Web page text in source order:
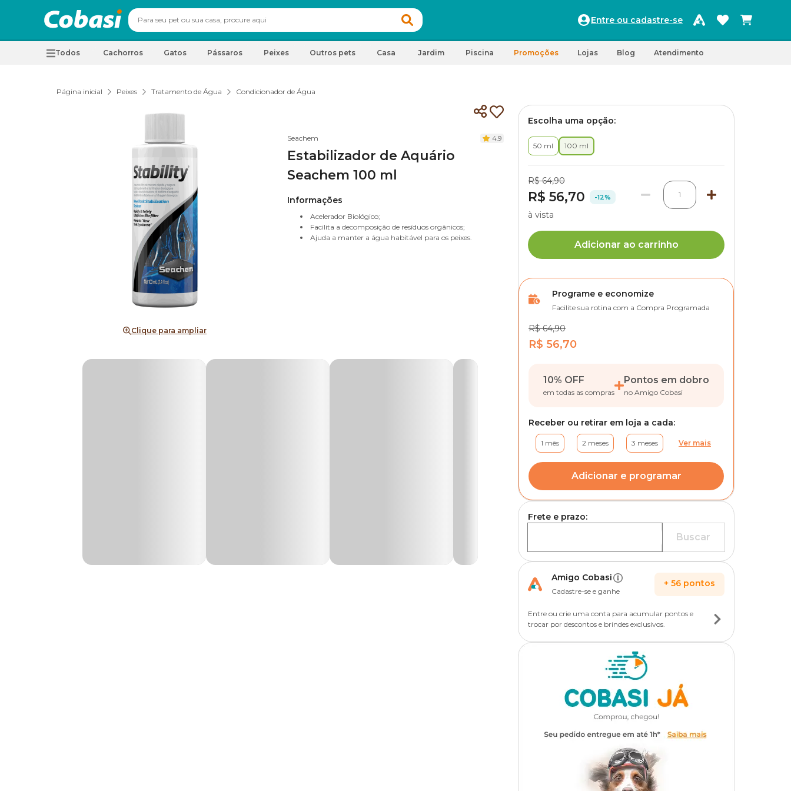
Entre ou cadastre-se
Todos Cachorros Gatos Pássaros Peixes Outros pets Casa Jardim Piscina Promoções Lojas Blog Atendimento
Página inicial Peixes Tratamento de Água Condicionador de Água
Clique para ampliar
Seachem 4.9
Estabilizador de Aquário
Seachem 100 ml
Informações
Acelerador Biológico;
Facilita a decomposição de resíduos orgânicos;
Ajuda a manter a água habitável para os peixes.
Escolha uma opção:
50 ml 100 ml
R$ 64,90
R$ 56,70 -12% 1
à vista
Adicionar ao carrinho
Programe e economize
Facilite sua rotina com a Compra Programada
R$ 64,90
R$ 56,70
10% OFF
em todas as compras
Pontos em dobro
no Amigo Cobasi
Receber ou retirar em loja a cada:
1 mês 2 meses 3 meses Ver mais
Adicionar e programar
Frete e prazo:
Buscar
Amigo Cobasi
Cadastre-se e ganhe
+ 56 pontos
Entre ou crie uma conta para acumular pontos e
trocar por descontos e brindes exclusivos.